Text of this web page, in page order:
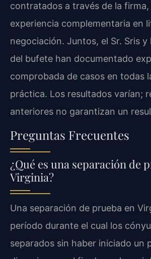
contratados a través de la
experiencia complementaria en
negociación. Juntos, el Sr. Sris y
del bufete han documentado
comprobada de casos en todas
práctica. Los resultados varían;
anteriores no garantizan un
Preguntas Frecuentes
¿Qué es una separación de
Virginia?
Una separación de prueba en
período durante el cual los
separados sin haber iniciado un